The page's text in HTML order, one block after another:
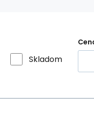
Skladom